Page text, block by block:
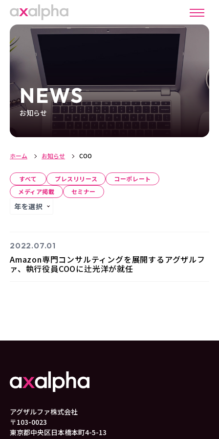
NEWS
お知らせ
ホーム お知らせ COO
すべて プレスリリース
コーポレート
メディア掲載
セミナー
2022.07.01
Amazon専門コンサルティングを展開するアグザルフ
ァ、執行役員COOに辻光洋が就任
アグザルファ株式会社
〒103-0023
東京都中央区日本橋本町4-5-13